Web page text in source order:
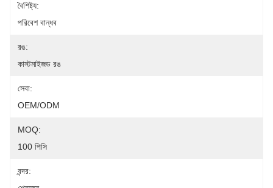
বৈশিষ্ট্য:
পরিবেশ বান্ধব
রঙ:
কাস্টমাইজড রঙ
সেবা:
OEM/ODM
MOQ:
100 পিসি
বন্দর: